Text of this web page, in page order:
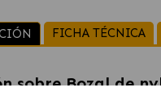
FICHA TÉCNICA
sobreBozal de